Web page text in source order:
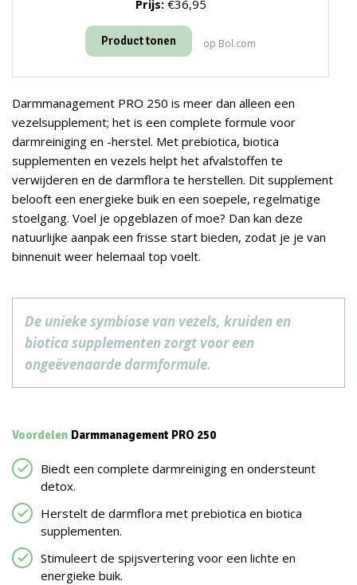
Prijs:€36,95
Product tonen op Bol.com
Darmmanagement PRO 250 is meer dan alleen een
vezelsupplement; het is een complete formule voor
darmreiniging en -herstel. Met prebiotica, biotica
supplementen en vezels helpt het afvalstoffen te
verwijderen en de darmflora te herstellen. Dit supplement
belooft een energieke buik en een soepele, regelmatige
stoelgang. Voel je opgeblazen of moe? Dan kan deze
natuurlijke aanpak een frisse start bieden, zodat je je van
binnenuit weer helemaal top voelt.
De unieke symbiose van vezels, kruiden en
biotica supplementen zorgt voor een
ongeëvenaarde darmformule.
Voordelen Darmmanagement PRO 250
Biedt een complete darmreiniging en ondersteunt
detox.
Herstelt de darmflora met prebiotica en biotica
supplementen.
Stimuleert de spijsvertering voor een lichte en
energieke buik.